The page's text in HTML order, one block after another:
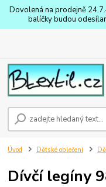
Dovolená na prodejně
balíčky budou
Úvod Dětské oblečení
Dívčí legíny